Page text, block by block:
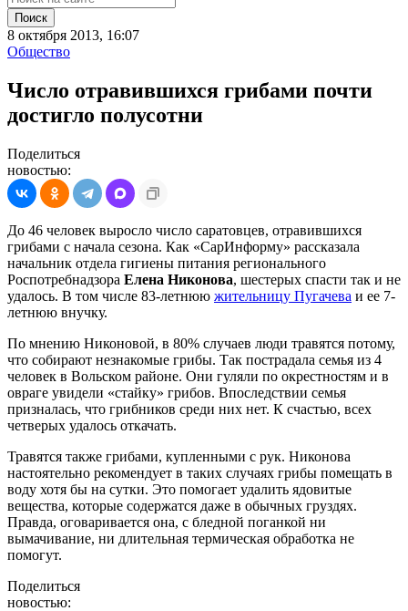
Поиск
8 октября 2013, 16:07
Общество
Число отравившихся грибами почти
достигло полусотни
Поделиться
новостью:
До 46 человек выросло число саратовцев, отравившихся
грибами с начала сезона. Как «СарИнформу» рассказала
начальник отдела гигиены питания регионального
Роспотребнадзора Елена Никонова, шестерых спасти так и не
удалось. В том числе 83-летнюю жительницу Пугачева и ее 7-
летнюю внучку.
По мнению Никоновой, в 80% случаев люди травятся потому,
что собирают незнакомые грибы. Так пострадала семья из 4
человек в Вольском районе. Они гуляли по окрестностям и в
овраге увидели «стайку» грибов. Впоследствии семья
призналась, что грибников среди них нет. К счастью, всех
четверых удалось откачать.
Травятся также грибами, купленными с рук. Никонова
настоятельно рекомендует в таких случаях грибы помещать в
воду хотя бы на сутки. Это помогает удалить ядовитые
вещества, которые содержатся даже в обычных груздях.
Правда, оговаривается она, с бледной поганкой ни
вымачивание, ни длительная термическая обработка не
помогут.
Поделиться
новостью: